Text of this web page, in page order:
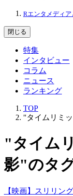
Rエンタメディア
閉じる
特集
インタビュー
コラム
ニュース
ランキング
TOP
"タイムリミ
"タイム
影"のタ
【映画】スリリン